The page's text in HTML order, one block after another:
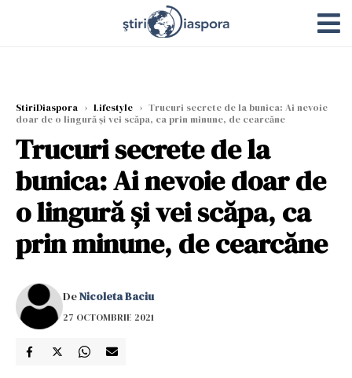
StiriDiaspora › Lifestyle › Trucuri secrete de la bunica: Ai nevoie
doar de o lingură și vei scăpa, ca prin minune, de cearcăne
Trucuri secrete de la
bunica: Ai nevoie doar de
o lingură și vei scăpa, ca
prin minune, de cearcăne
DeNicoleta Baciu
27 OCTOMBRIE 2021